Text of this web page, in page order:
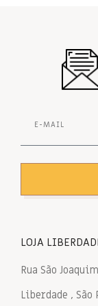
LOJA
Rua São
Liberdade , São